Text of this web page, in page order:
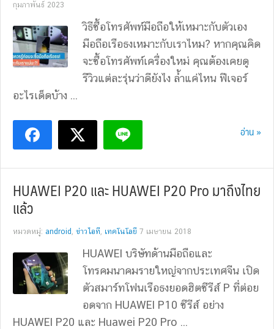
กุมภาพันธ์ 2023
วิธีซื้อโทรศัพท์มือถือให้เหมาะกับตัวเอง
มือถือเรือธงเหมาะกับเราไหม? หากคุณคิด
จะซื้อโทรศัพท์เครื่องใหม่ คุณต้องเคยดู
รีวิวแต่ละรุ่นว่าดียังไง ล้ำแค่ไหน ฟีเจอร์
อะไรเด็ดบ้าง ...
อ่าน »
HUAWEI P20 และ HUAWEI P20 Pro มาถึงไทย
แล้ว
หมวดหมู่: android , ข่าวไอที, เทคโนโลยี 7 เมษายน 2018
HUAWEI บริษัทด้านมือถือและ
โทรคมนาคมรายใหญ่จากประเทศจีน เปิด
ตัวสมาร์ทโฟนเรือธงยอดฮิตซีรีส์ P ที่ต่อย
อดจาก HUAWEI P10 ซีรีส์ อย่าง
HUAWEI P20 และ Huawei P20 Pro ...